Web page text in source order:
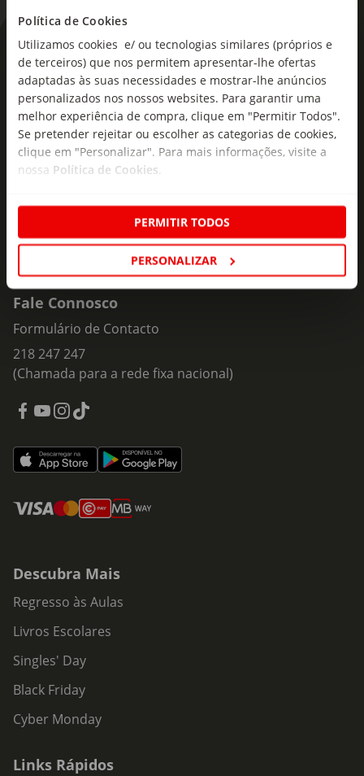
Política de Cookies
Utilizamos cookies e/ ou tecnologias similares (próprios e
de terceiros) que nos permitem apresentar-lhe ofertas
adaptadas às suas necessidades e mostrar-lhe anúncios
personalizados nos nossos websites. Para garantir uma
melhor experiência de compra, clique em "Permitir Todos".
Se pretender rejeitar ou escolher as categorias de cookies,
clique em "Personalizar". Para mais informações, visite a
nossa Política de Cookies.
PERMITIR TODOS
PERSONALIZAR
As novidades mais frescas no
seu e-mail!
Subscreva e descubra campanhas exclusivas,
ofertas e novidades para si.
Insira o seu e-
mail
Fale Connosco
Formulário de Contacto
218 247 247
(Chamada para a rede fixa nacional)
Descubra Mais
Regresso às Aulas
Livros Escolares
Singles' Day
Black Friday
Cyber Monday
Links Rápidos